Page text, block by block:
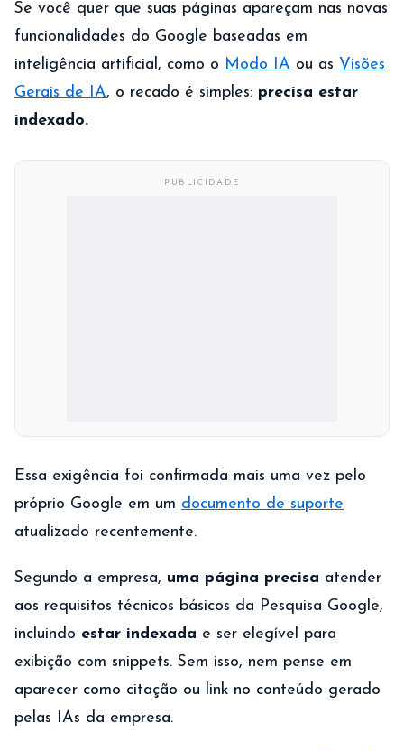
Se você quer que suas páginas apareçam nas novas
funcionalidades do Google baseadas em
inteligência artificial, como o Modo IA ou as Visões
Gerais de IA, o recado é simples: precisa estar
indexado.
PUBLICIDADE
Essa exigência foi confirmada mais uma vez pelo
próprio Google em um documento de suporte
atualizado recentemente.
Segundo a empresa, uma página precisa atender
aos requisitos técnicos básicos da Pesquisa Google,
incluindo estar indexada e ser elegível para
exibição com snippets. Sem isso, nem pense em
aparecer como citação ou link no conteúdo gerado
pelas IAs da empresa.